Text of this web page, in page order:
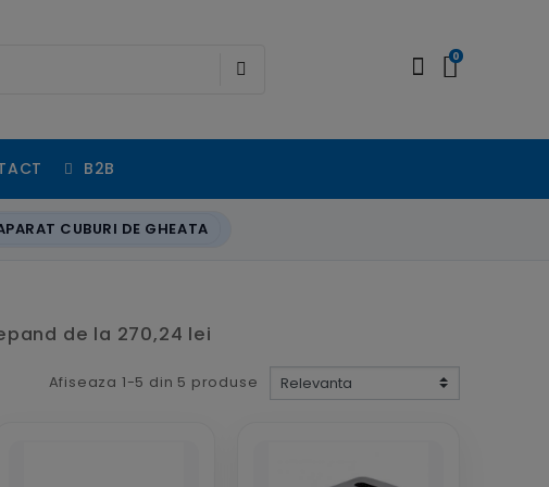
0
B2B
CUBURI DE GHEATA
de la 270,24 lei
Afiseaza 1-5 din 5 produse